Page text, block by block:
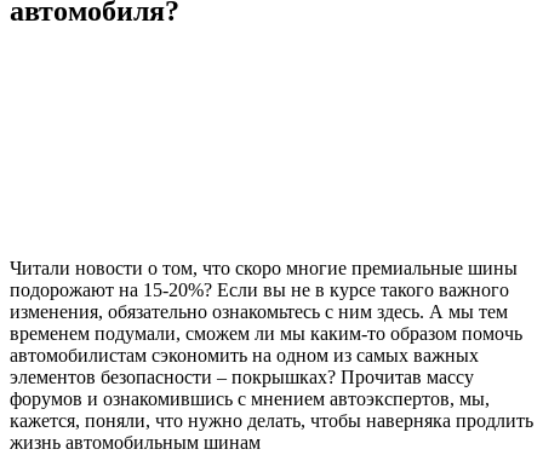
автомобиля?
Читали новости о том, что скоро многие премиальные шины
подорожают на 15-20%? Если вы не в курсе такого важного
изменения, обязательно ознакомьтесь с ним здесь. А мы тем
временем подумали, сможем ли мы каким-то образом помочь
автомобилистам сэкономить на одном из самых важных
элементов безопасности – покрышках? Прочитав массу
форумов и ознакомившись с мнением автоэкспертов, мы,
кажется, поняли, что нужно делать, чтобы наверняка продлить
жизнь автомобильным шинам